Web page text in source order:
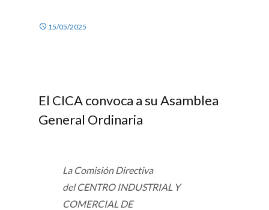
15/05/2025
El CICA convoca a su Asamblea
General Ordinaria
La Comisión Directiva
delCENTRO INDUSTRIAL Y
COMERCIAL DE